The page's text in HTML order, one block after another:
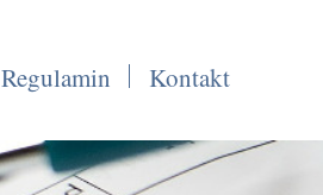
Regulamin Kontakt